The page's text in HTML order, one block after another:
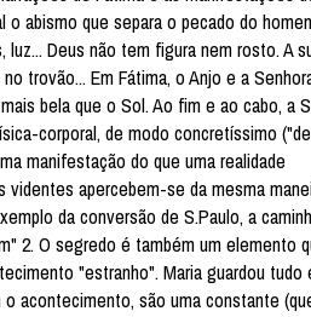
abismo que separa o pecado do
Deus não tem figura nem rosto. A
trovão... Em Fátima, o Anjo e a
bela que o Sol. Ao fim e ao cabo, a
corporal, de modo concretíssimo
manifestação do que uma realidade
apercebem-se da mesma
da conversão de S.Paulo, a
2. O segredo é também um elemento
"estranho". Maria guardou tudo
acontecimento, são uma constante